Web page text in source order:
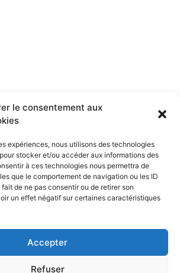
le consentement aux
expériences, nous utilisons des technologies
stocker et/ou accéder aux informations des
à ces technologies nous permettra de
que le comportement de navigation ou les ID
de ne pas consentir ou de retirer son
un effet négatif sur certaines caractéristiques
Accepter
Refuser
: Monaco – AS Aulnoye U18 REGION
sur